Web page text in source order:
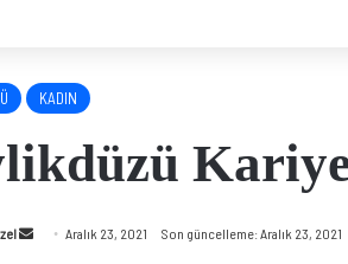
KADIN
Bir
Aralık 23, 2021 Son güncelleme: Aralık 23, 2021